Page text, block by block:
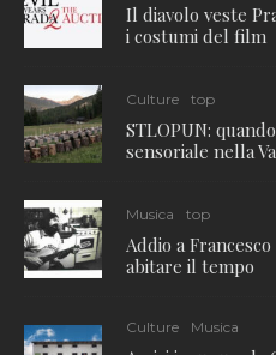
Il diavolo veste
i costumi del film
Culture top
STLOPUN:
sensoriale nella
Musica top
Addio a
abitare il tempo
Culture Musica